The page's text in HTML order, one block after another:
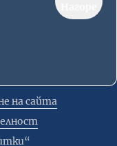
на сайта